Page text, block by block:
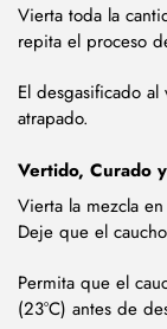
Vierta toda la
repita el proceso
El desgasificado
atrapado.
Vertido, Curado
Vierta la mezcla
Deje que el
Permita que el
(23°C) antes de